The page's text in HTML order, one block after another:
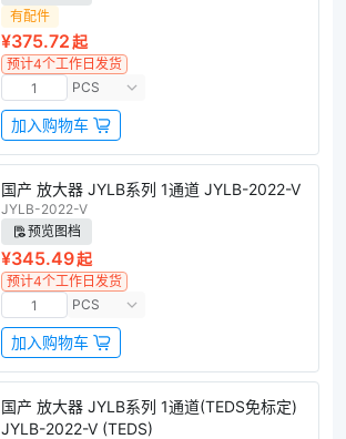
有配件
¥375.72起
预计4个工作日发货
PCS
加入购物车
国产 放大器 JYLB系列 1通道 JYLB-2022-V
JYLB-2022-V
预览图档
¥345.49起
预计4个工作日发货
PCS
加入购物车
国产 放大器 JYLB系列 1通道(TEDS免标定)
JYLB-2022-V (TEDS)